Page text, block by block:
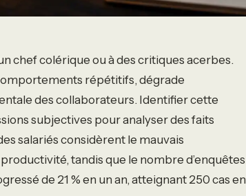
chef colérique ou à des critiques acerbes.
répétitifs, dégrade
des collaborateurs. Identifier cette
subjectives pour analyser des faits
salariés considèrent le mauvais
tandis que le nombre d’enquêtes
de 21 % en un an, atteignant 250 cas en